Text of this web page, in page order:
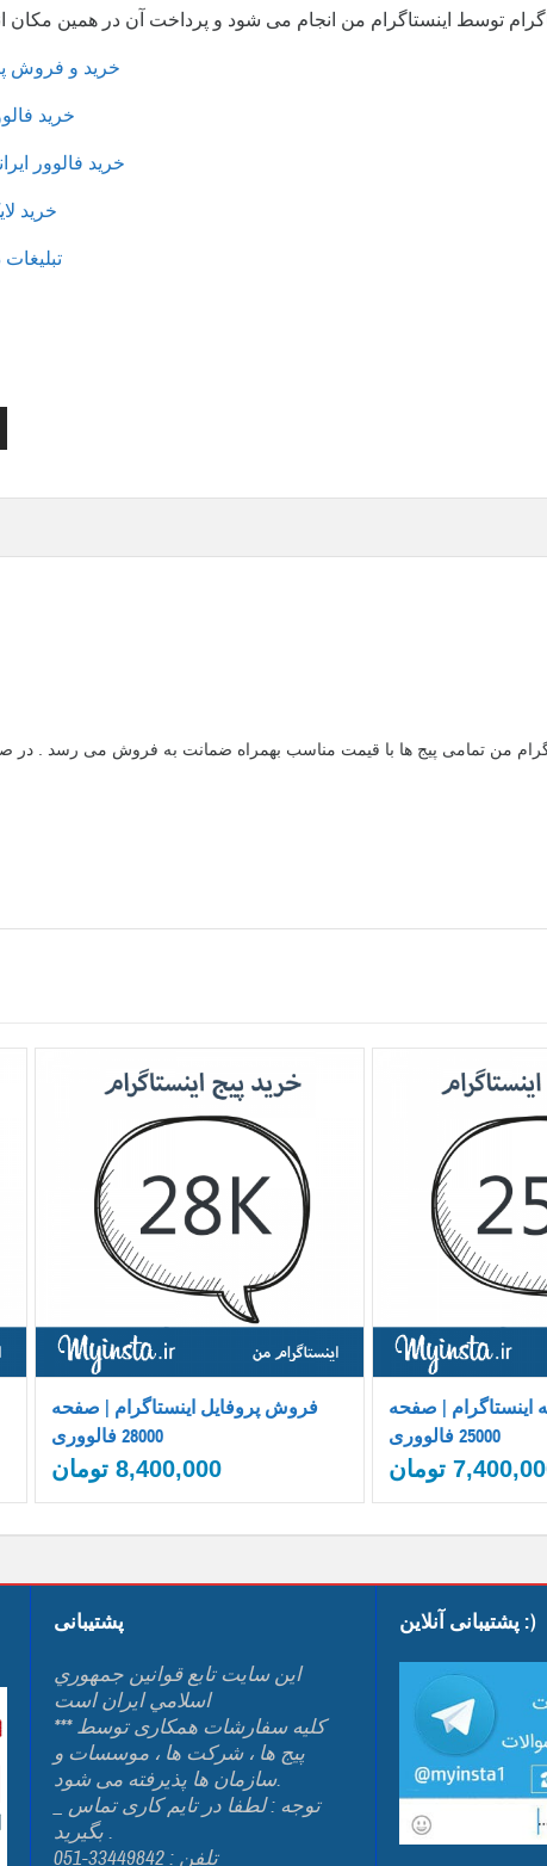
خرید
خرید فالوور
خرید
من تمامی پیج ها با قیمت مناسب بهمراه ضمانت به فروش می رسد . در
فروش پروفایل اینستاگرام | صفحه
28000 فالووری
8,400,000 تومان
| صفحه
25000 فالووری
تومان
پشتیبانی
اين سايت تابع قوانين جمهوري
اسلامي ايران است
*** کلیه سفارشات همکاری توسط
پیج ها ، شرکت ها ، موسسات و
سازمان ها پذیرفته می شود.
بگیرید .
تلفن : 33449842-051
پشتیبانی آنلاین :)